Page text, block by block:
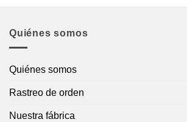
Quiénes somos
Quiénes somos
Rastreo de orden
Nuestra fábrica